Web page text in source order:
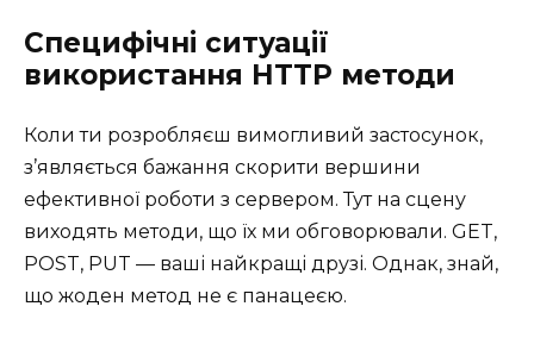
Специфічні ситуації
використання HTTP методи
Коли ти розробляєш вимогливий застосунок,
з’являється бажання скорити вершини
ефективної роботи з сервером. Тут на сцену
виходять методи, що їх ми обговорювали. GET,
POST, PUT — ваші найкращі друзі. Однак, знай,
що жоден метод не є панацеєю.